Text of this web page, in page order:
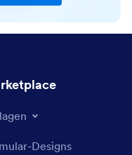
Designs